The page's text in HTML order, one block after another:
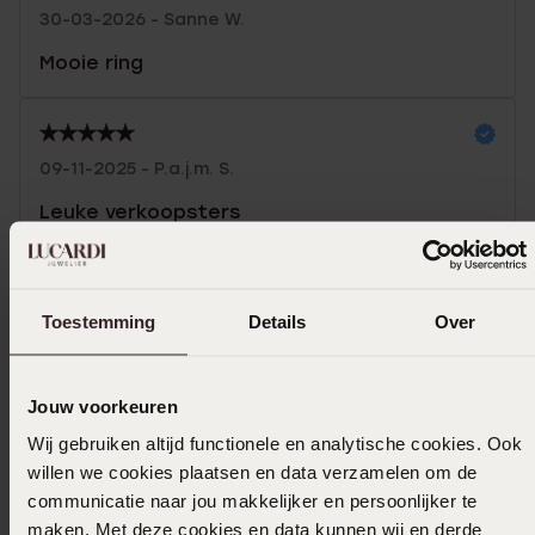
Toestemming Details Over
Jouw voorkeuren
Wij gebruiken altijd functionele en analytische cookies. Ook
willen we cookies plaatsen en data verzamelen om de
communicatie naar jou makkelijker en persoonlijker te
maken. Met deze cookies en data kunnen wij en derde
30-03-2026 - Sanne W.
Mooie ring
09-11-2025 - P.a.j.m. S.
Leuke verkoopsters
Selecteer maat & bestel
Ook leuk voor jou